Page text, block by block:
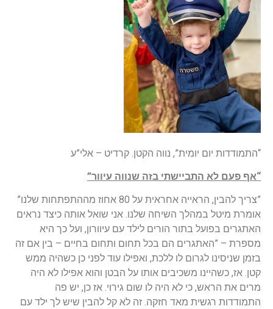
“התמודדות יום יומית”, נווה הקטן. קרדיט – אלי”ע
“אף פעם לא התביישתי בזה שנווה עיוור”
”צריך להבין, הראייה אחראית על 80 אחוז מההתפתחות שלנו”
אומרת מיטל במהלך השיחה שלנו. אני שואל אותה כיצד נראים
האתגרים בפועל בתור הורים לילד עם עיוורון, ועל כך היא
מספרת – ”האתגרים הם בכל תחום ותחום בחיים – בין אם זה
בזמן שניסינו לגרום לו ללכת, ואפילו עוד לפני כן כשהיה ממש
קטן. אז, כשהיינו משכיבים אותו על הבטן והוא אפילו לא היה
מרים את הראש, כי לא היה לו שום גירוי. אז כן, יש פה
התמודדות רגשית מאד חזקה. זה לא קל להבין שיש לך ילד עם